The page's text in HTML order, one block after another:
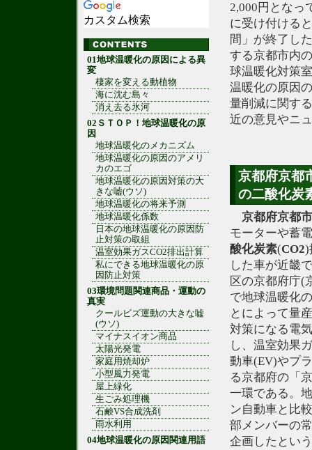
2,000円となっ
に受け付ける
間」が終了し
する京都市内
球温暖化対策
温暖化の原因
量削減に関す
近の意見やニ
京都府京都
の二酸化炭
京都府京都市
モーターや蓄
酸化炭素(CO2)
した車が近畿
区の京都府庁(
で地球温暖化
とによって量
対策になる電
し、温室効果
動車(EV)やプ
る京都府の「
一環である。
ン自動車と比
部メンバーの
企画したとい
カスタム検索
01地球温暖化の原因による異
変
棲家を変える動植物
海に沈む島々
消え去る氷河
02ＳＴＯＰ！地球温暖化の原
因
地球温暖化のメカニズム
地球温暖化の原因のアメリ
カのエゴ
地球温暖化の原因対策の大
きな嘘(ウソ)
地球温暖化の将来予測
地球温暖化係数
日本の地球温暖化の原因防
止対策の取組
温室効果ガスCO2排出計算
私にできる地球温暖化の原
因防止対策
03環境問題関連商品・運動の
真実
クールビズ運動の大きな嘘
(ウソ)
マイナスイオン商品
太陽光発電
家庭用焼却炉
小型風力発電
屋上緑化
生ごみ処理機
石鹸VS合成洗剤
雨水利用
04地球温暖化の原因関連用語